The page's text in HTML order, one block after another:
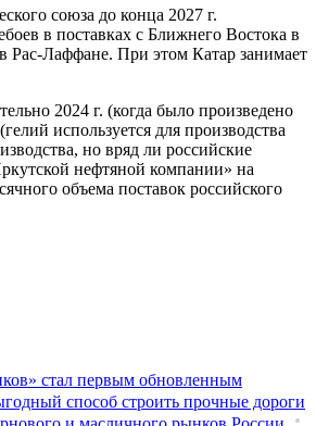
союза до конца 2027 г.
в поставках с Ближнего Востока в
Рас-Лаффане. При этом Катар занимает
2024 г. (когда было произведено
используется для производства
но вряд ли российские
нефтяной компании» на
объема поставок российского
стал первым обновленным
способ строить прочные дороги